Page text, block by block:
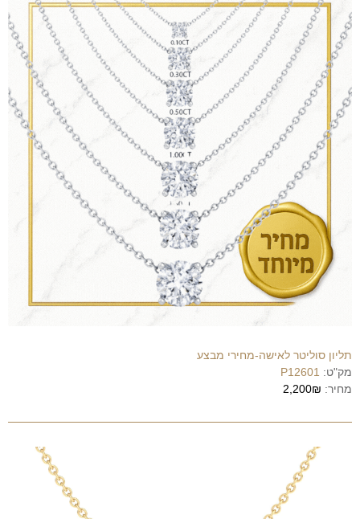
תליון סוליטר לאישה-מחירי מבצע
מק"ט: P12601
מחיר: 2,200₪